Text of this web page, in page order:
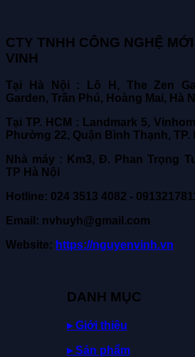
CTY TNHH CÔNG NGHỆ
VINH
Tại Hà Nội : Lô H, The Zen
Garden, Trần Phú, Hoàng Mai, Hà
Tại TP. HCM : Landmark 5,
Phường 22, Quận Bình Thạnh, TP.
Nhà máy : Km3, Đ. Phan Trọng
TP Hà Nội
Hotline: 024 3513 4082 -
Email: nvhuyh@gmail.com
Website: https://nguyenvinh.vn
DANH MỤC
▸ Giới thiệu
▸ Sản phẩm